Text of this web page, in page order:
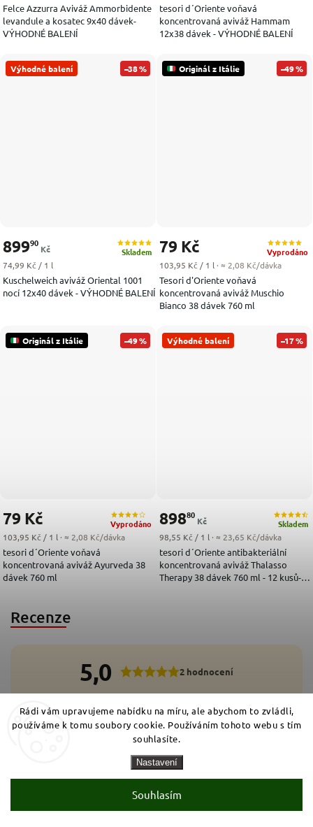
Rádi vám upravujeme nabídku na míru, ale abychom to zvládli,
používáme k tomu soubory cookie. Používáním tohoto webu s tím
souhlasíte.
Nastavení
Souhlasím
Felce Azzurra Aviváž Ammorbidente
levandule a kosatec 9x40 dávek-
VÝHODNÉ BALENÍ
tesori d´Oriente voňavá
koncentrovaná aviváž Hammam
12x38 dávek - VÝHODNÉ BALENÍ
Výhodné balení –38 %
Kuschelweich aviváž Oriental 1001
nocí 12x40 dávek - VÝHODNÉ BALENÍ
Skladem
89990
Kč
Měrná cena:
74,99 Kč / 1 l
Originál z Itálie –49 %
Tesori d'Oriente voňavá
koncentrovaná aviváž Muschio
Bianco 38 dávek 760 ml
Vyprodáno
79 Kč
Měrná cena:
103,95 Kč / 1 l · ≈ 2,08 Kč/dávka
Originál z Itálie –49 %
tesori d´Oriente voňavá
koncentrovaná aviváž Ayurveda 38
dávek 760 ml
Vyprodáno
79 Kč
Měrná cena:
103,95 Kč / 1 l · ≈ 2,08 Kč/dávka
Výhodné balení –17 %
tesori d´Oriente antibakteriální
koncentrovaná aviváž Thalasso
Therapy 38 dávek 760 ml - 12 kusů-
Skladem
89880
Kč
Měrná cena:
98,55 Kč / 1 l · ≈ 23,65 Kč/dávka
Recenze
5,0 2 hodnocení
2x
4 0x
3 0x
2
Přidat hodnocení